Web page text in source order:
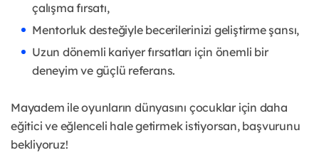
çalışma fırsatı,
Mentorluk desteğiyle becerilerinizi geliştirme şansı,
Uzun dönemli kariyer fırsatları için önemli bir
deneyim ve güçlü referans.
Mayadem ile oyunların dünyasını çocuklar için daha
eğitici ve eğlenceli hale getirmek istiyorsan, başvurunu
bekliyoruz!